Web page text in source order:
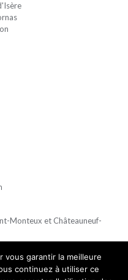
Monteux et Châteauneuf-
vous garantir la meilleure
continuez à utiliser ce